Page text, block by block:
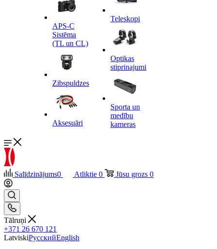
APS-C
Sistēma
(TL un CL)
Zibspuldzes
Aksesuāri
Teleskopi
Optikas
stiprinajumi
Sporta un
medību
kameras
Salīdzinājums0 Atliktie 0 Jūsu grozs 0
Tālruņi
+371 26 670 121
LatviskiРусскийEnglish